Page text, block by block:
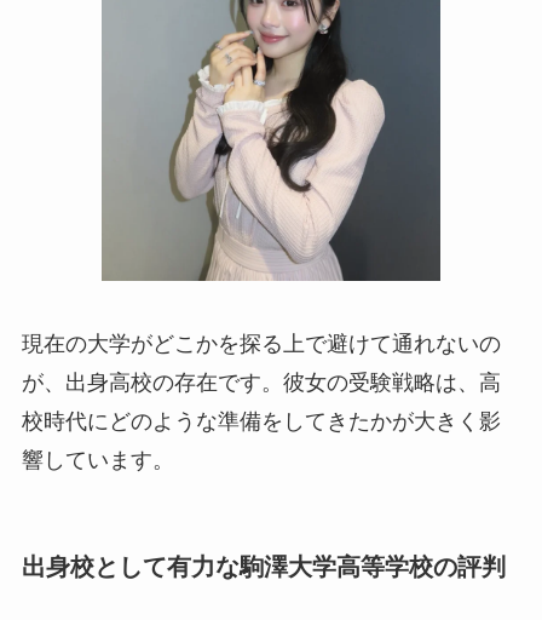
現在の大学がどこかを探る上で避けて通れないの
が、出身高校の存在です。彼女の受験戦略は、高
校時代にどのような準備をしてきたかが大きく影
響しています。
出身校として有力な駒澤大学高等学校の評判